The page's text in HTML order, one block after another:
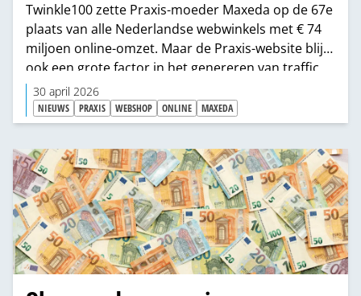
Twinkle100 zette Praxis-moeder Maxeda op de 67e
plaats van alle Nederlandse webwinkels met € 74
miljoen online-omzet. Maar de Praxis-website blijkt
ook een grote factor in het genereren van traffic
naar de fysieke bouwmarkten.
30 april 2026
NIEUWS PRAXIS WEBSHOP ONLINE MAXEDA